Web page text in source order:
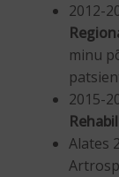
2012-
minu
2015-
Alates